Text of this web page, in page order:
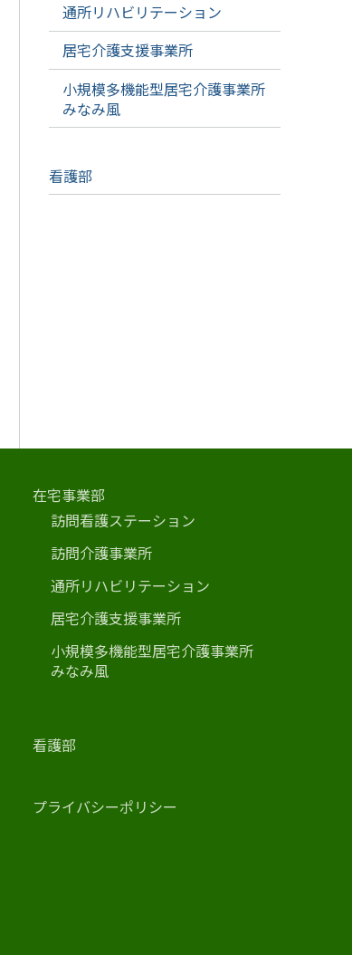
通所リハビリテーション
居宅介護支援事業所
小規模多機能型居宅介護事業所
みなみ風
看護部
在宅事業部
訪問看護ステーション
訪問介護事業所
通所リハビリテーション
居宅介護支援事業所
小規模多機能型居宅介護事業所
みなみ風
看護部
プライバシーポリシー